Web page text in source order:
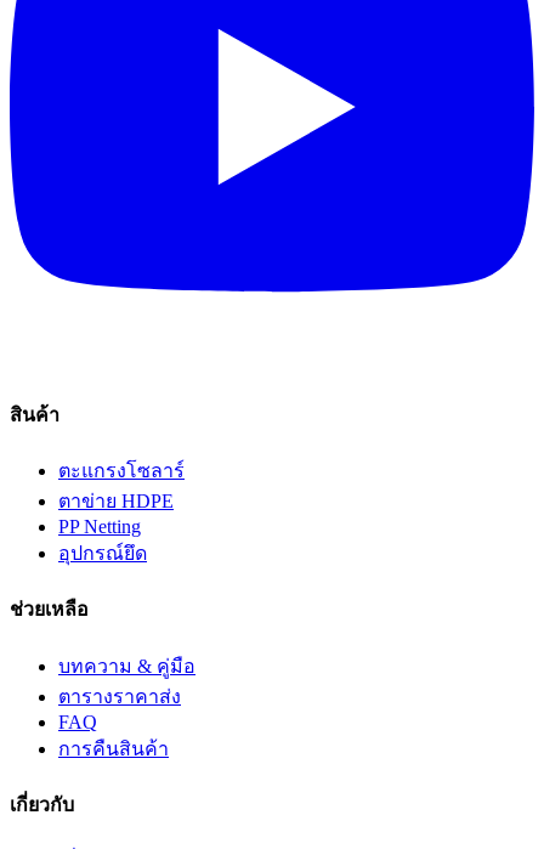
สินค้า
ตะแกรงโซลาร์
ตาข่าย HDPE
PP Netting
อุปกรณ์ยึด
ช่วยเหลือ
บทความ & คู่มือ
ตารางราคาส่ง
FAQ
การคืนสินค้า
เกี่ยวกับ